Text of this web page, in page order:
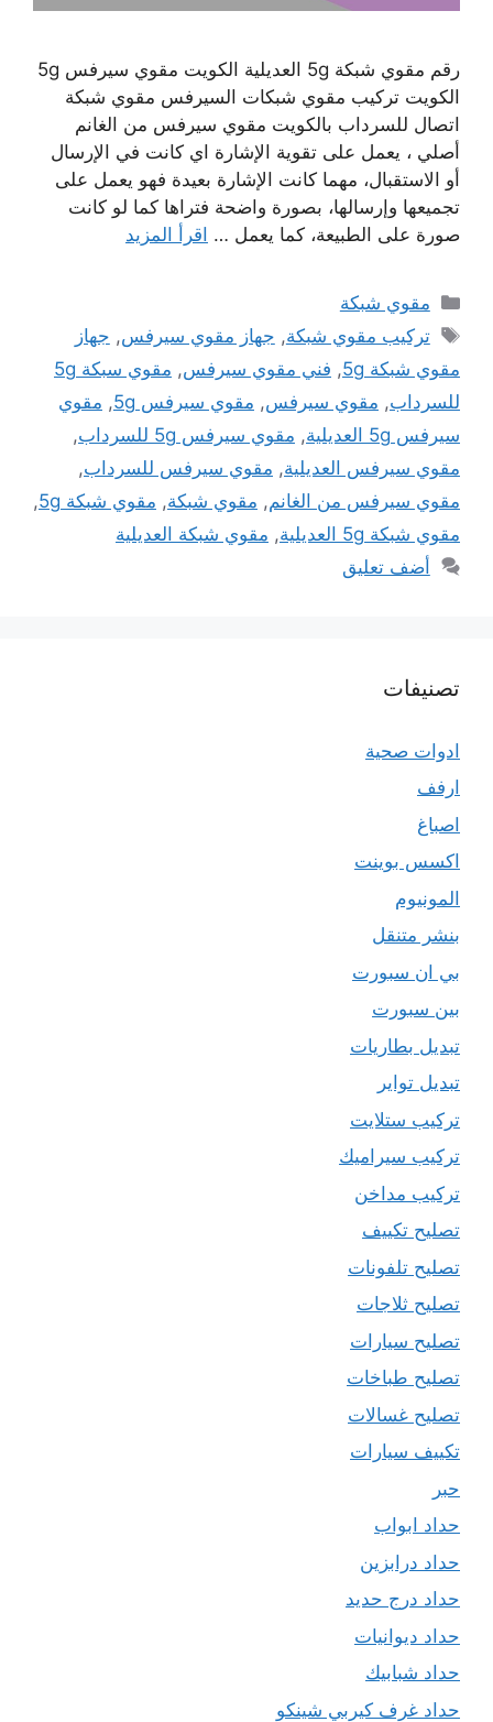
رقم مقوي شبكة 5g العديلية الكويت مقوي سيرفس 5g
الكويت تركيب مقوي شبكات السيرفس مقوي شبكة
اتصال للسرداب بالكويت مقوي سيرفس من الغانم
أصلي ، يعمل على تقوية الإشارة اي كانت في الإرسال
أو الاستقبال، مهما كانت الإشارة بعيدة فهو يعمل على
تجميعها وإرسالها، بصورة واضحة فتراها كما لو كانت
صورة على الطبيعة، كما يعمل … اقرأ المزيد
التصنيفات
مقوي شبكة
الوسوم
تركيب مقوي شبكة, جهاز مقوي سيرفس, جهاز
مقوي شبكة 5g
, فني مقوي سيرفس,
مقوي سبكة 5g
للسرداب, مقوي سيرفس, مقوي سيرفس 5g , مقوي
سيرفس 5g العديلية
, مقوي سيرفس 5g للسرداب
,
مقوي سيرفس العديلية, مقوي سيرفس للسرداب,
مقوي سيرفس من الغانم, مقوي شبكة, مقوي شبكة 5g
,
مقوي شبكة 5g العديلية
, مقوي شبكة العديلية
أضف تعليق
تصنيفات
ادوات صحية
ارفف
اصباغ
اكسس بوينت
المونيوم
بنشر متنقل
بي ان سبورت
بين سبورت
تبديل بطاريات
تبديل تواير
تركيب ستلايت
تركيب سيراميك
تركيب مداخن
تصليح تكييف
تصليح تلفونات
تصليح ثلاجات
تصليح سيارات
تصليح طباخات
تصليح غسالات
تكييف سيارات
حبر
حداد ابواب
حداد درابزين
حداد درج حديد
حداد ديوانيات
حداد شبابيك
حداد غرف كيربي شينكو